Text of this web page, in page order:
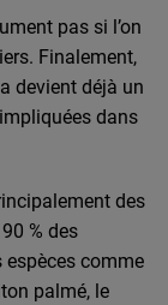
pas si l’on
Finalement,
devient déjà un
dans
des
% des
comme
palmé, le